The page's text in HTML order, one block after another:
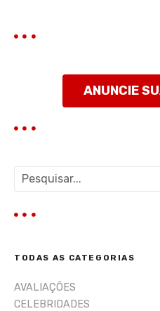
t
ANUNCIE
q
s
r
TODAS AS CATEGORIAS
AVALIAÇÕES
CELEBRIDADES